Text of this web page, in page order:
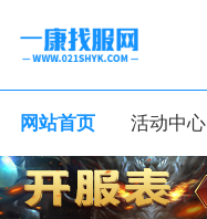
网站首页 活动中心